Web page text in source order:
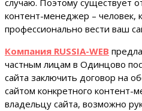
контент-менеджер – человек,
профессионально вести ваш
Компания RUSSIA-WEB
частным лицам в Одинцово
сайта заключить договор на
сайтом конкретного контент-
владельцу сайта, возможно